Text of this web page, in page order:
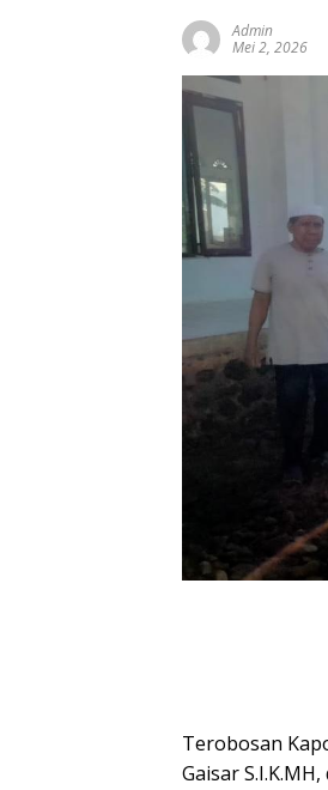
Admin
Mei 2, 2026
Terobosan
Gaisar